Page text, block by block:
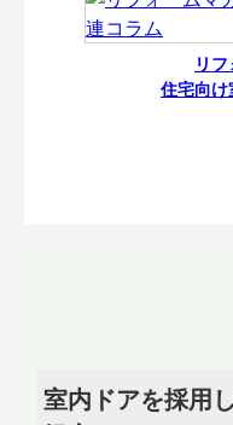
リ
住宅向け
室内ドアを採用